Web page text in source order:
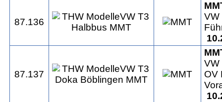
87.136
VW
87.137
VW
OV